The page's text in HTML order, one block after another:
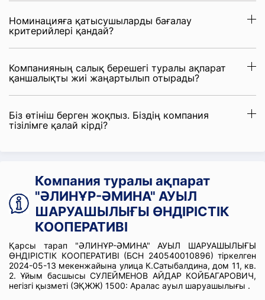
Номинацияға қатысушыларды бағалау
критерийлері қандай?
Компанияның салық берешегі туралы ақпарат
қаншалықты жиі жаңартылып отырады?
Біз өтініш берген жоқпыз. Біздің компания
тізілімге қалай кірді?
Компания туралы ақпарат
"ӘЛИНҰР-ӘМИНА" АУЫЛ
ШАРУАШЫЛЫҒЫ ӨНДІРІСТІК
КООПЕРАТИВІ
Қарсы тарап "ӘЛИНҰР-ӘМИНА" АУЫЛ ШАРУАШЫЛЫҒЫ
ӨНДІРІСТІК КООПЕРАТИВІ (БСН 240540010896) тіркелген
2024-05-13 мекенжайына улица К.Сатыбалдина, дом 11, кв.
2. Ұйым басшысы СУЛЕЙМЕНОВ АЙДАР КОЙБАГАРОВИЧ,
негізгі қызметі (ЭҚЖЖ) 1500: Аралас ауыл шаруашылығы .